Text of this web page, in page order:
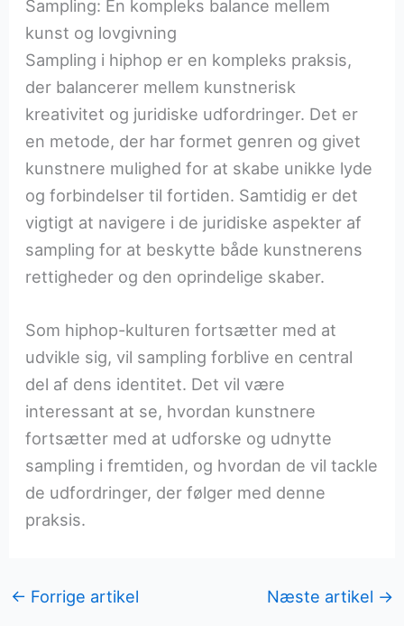
Sampling: En kompleks balance mellem
kunst og lovgivning
Sampling i hiphop er en kompleks praksis,
der balancerer mellem kunstnerisk
kreativitet og juridiske udfordringer. Det er
en metode, der har formet genren og givet
kunstnere mulighed for at skabe unikke lyde
og forbindelser til fortiden. Samtidig er det
vigtigt at navigere i de juridiske aspekter af
sampling for at beskytte både kunstnerens
rettigheder og den oprindelige skaber.
Som hiphop-kulturen fortsætter med at
udvikle sig, vil sampling forblive en central
del af dens identitet. Det vil være
interessant at se, hvordan kunstnere
fortsætter med at udforske og udnytte
sampling i fremtiden, og hvordan de vil tackle
de udfordringer, der følger med denne
praksis.
← Forrige artikel Næste artikel →